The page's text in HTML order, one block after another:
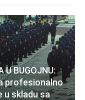
U BUGOJNU:
profesionalno
u skladu sa